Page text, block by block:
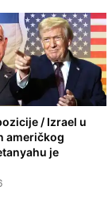
/ Izrael u
američkog
je